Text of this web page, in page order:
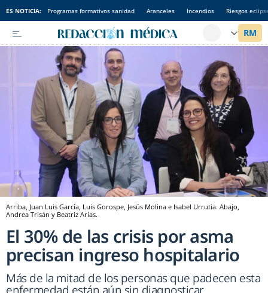
ES NOTICIA: Programas formativos sanidad Aranceles Incendios Riesgos
Arriba, Juan Luis García, Luis Gorospe, Jesús Molina e Isabel Urrutia. Abajo,
Andrea Trisán y Beatriz Arias.
El 30% de las crisis por asma
precisan ingreso hospitalario
Más de la mitad de los personas que padecen esta